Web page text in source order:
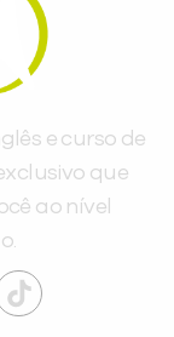
e curso de
que
ao nível